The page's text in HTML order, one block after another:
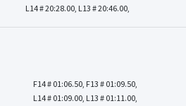
L14 # 20:28.00, L13 # 20:46.00,
F14 # 01:06.50, F13 # 01:09.50,
L14 # 01:09.00, L13 # 01:11.00,